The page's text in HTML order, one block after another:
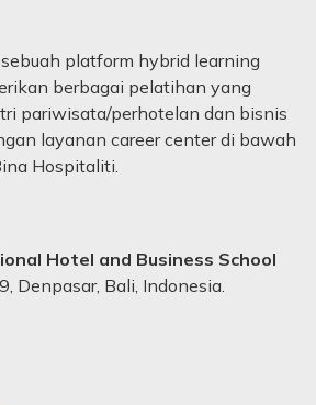
platform hybrid learning
berbagai pelatihan yang
pariwisata/perhotelan dan bisnis
layanan career center di bawah
Hospitaliti.
Hotel and Business School
Denpasar, Bali, Indonesia.